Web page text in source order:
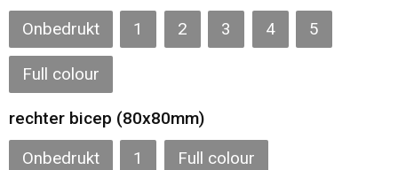
Matrozentassen
Promotietassen
Sporttassen
Onbedrukt 1 2 3 4 5
Full colour
rechter bicep (80x80mm)
Onbedrukt 1 Full colour